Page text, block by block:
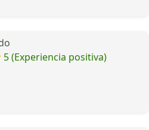
5 (Experiencia positiva)